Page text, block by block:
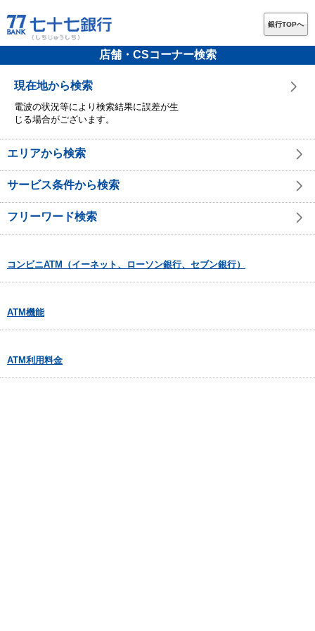
銀行TOPへ
店舗・CSコーナー検索
現在地から検索
電波の状況等により検索結果に誤差が生
じる場合がございます。
エリアから検索
サービス条件から検索
フリーワード検索
コンビニATM（イーネット、ローソン銀行、セブン銀行）
ATM機能
ATM利用料金